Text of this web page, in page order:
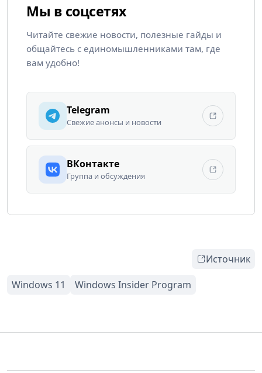
Мы в соцсетях
Читайте свежие новости, полезные гайды и
общайтесь с единомышленниками там, где
вам удобно!
Telegram
Свежие анонсы и новости
ВКонтакте
Группа и обсуждения
Источник